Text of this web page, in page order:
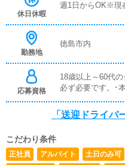
休日休暇
週1日からOK※現
勤務地
徳島市内
応募資格
18歳以上～60代
必ず必要です。･
「送迎ドライバ
こだわり条件
正社員 アルバイト 土日のみ可